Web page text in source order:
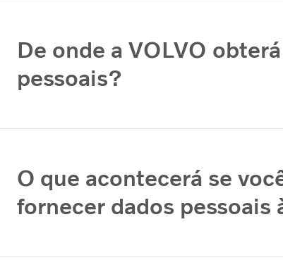
De onde a VOLVO
pessoais?
O que acontecerá se
fornecer dados pessoais